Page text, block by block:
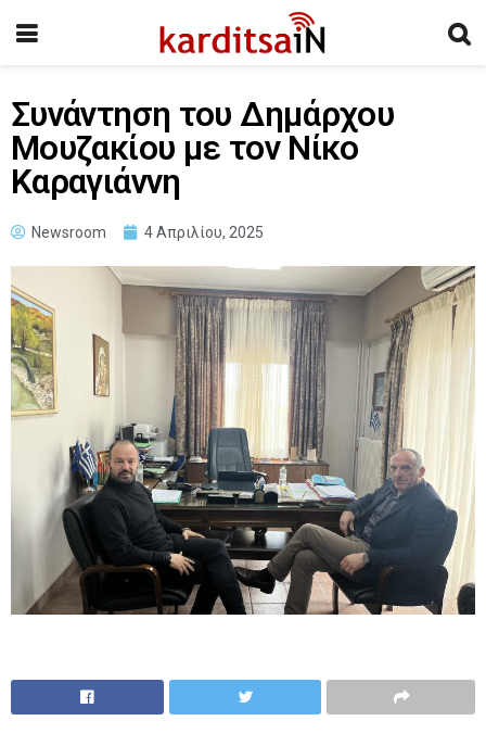
Συνάντηση του Δημάρχου
Μουζακίου με τον Νίκο
Καραγιάννη
Newsroom 4 Απριλίου, 2025